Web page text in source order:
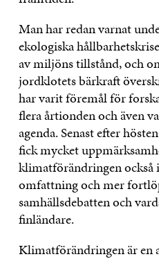
Man har redan varnat
ekologiska
av miljöns tillstånd, och
jordklotets bärkraft
har varit föremål för
flera årtionden och även
agenda. Senast efter
fick mycket
klimatförändringen också
omfattning och mer
samhällsdebatten och
finländare.
Klimatförändringen är en